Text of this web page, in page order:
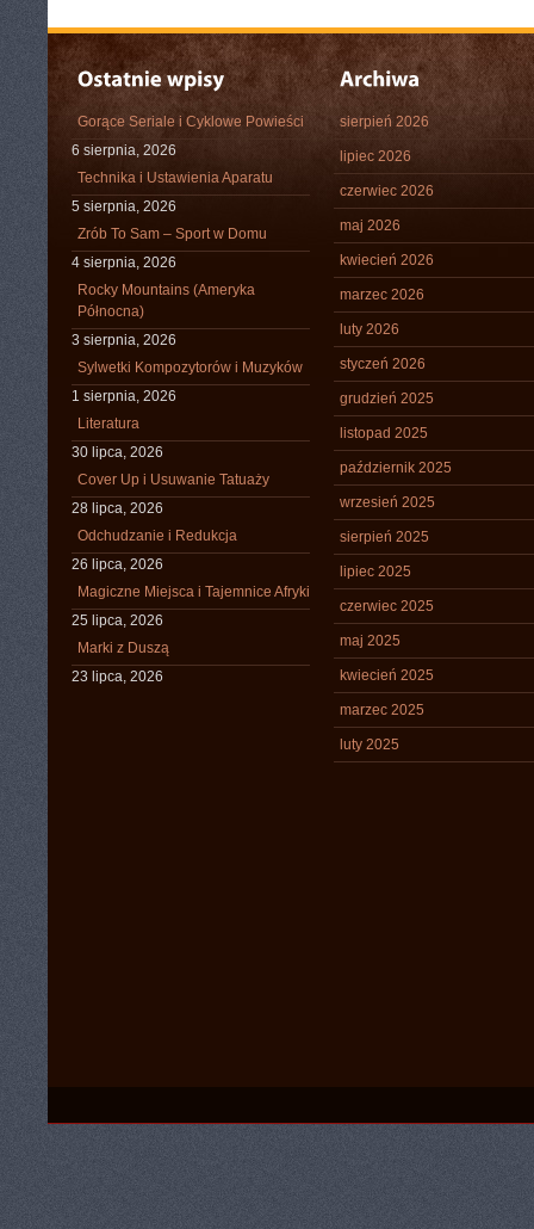
Gorące Seriale i Cyklowe Powieści
6 sierpnia, 2026
Technika i Ustawienia Aparatu
5 sierpnia, 2026
Zrób To Sam – Sport w Domu
4 sierpnia, 2026
Rocky Mountains (Ameryka
Północna)
3 sierpnia, 2026
Sylwetki Kompozytorów i Muzyków
1 sierpnia, 2026
Literatura
30 lipca, 2026
Cover Up i Usuwanie Tatuaży
28 lipca, 2026
Odchudzanie i Redukcja
26 lipca, 2026
Magiczne Miejsca i Tajemnice Afryki
25 lipca, 2026
Marki z Duszą
23 lipca, 2026
sierpień 2026
lipiec 2026
czerwiec 2026
maj 2026
kwiecień 2026
marzec 2026
luty 2026
styczeń 2026
grudzień 2025
listopad 2025
październik 2025
wrzesień 2025
sierpień 2025
lipiec 2025
czerwiec 2025
maj 2025
kwiecień 2025
marzec 2025
luty 2025